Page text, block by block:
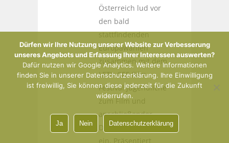
Österreich lud vor
den bald
stattfindenden
Europawahlen
zusammen mit dem
LET’s CEE Film
Festival Jugendliche
zum Film und
anschließender
Diskussion ins Kino
ein. Präsentiert
Dürfen wir Ihre Nutzung unserer Website zur Verbesserung
unseres Angebots und Erfassung Ihrer Interessen auswerten?
Dafür nutzen wir Google Analytics. Weitere Informationen
finden Sie in unserer Datenschutzerklärung. Ihre Einwilligung
ist freiwillig, Sie können diese jederzeit für die Zukunft
widerrufen.
Ja Nein Datenschutzerklärung